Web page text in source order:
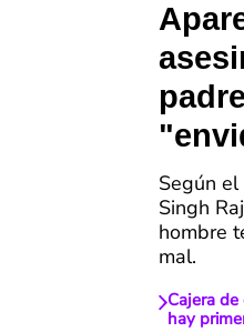
Según
Singh
hombre
mal.
Cajera
hay